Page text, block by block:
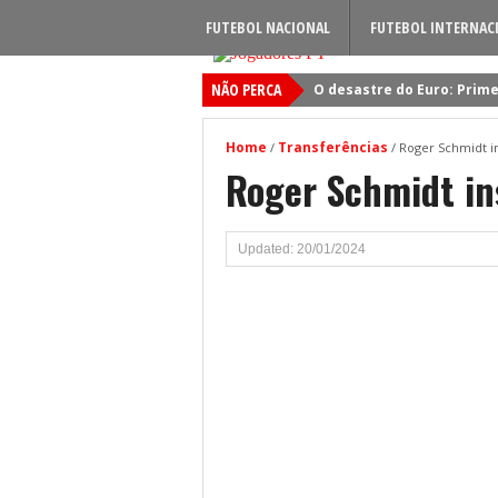
FUTEBOL NACIONAL FUTEBOL
NÃO PERCA
O desastre do Euro:
Sporting: Soluções
Viktor Gyokeres: Torna-
Quando será jogado o
Home / Transferências / Roger Schmidt
Roger Schmidt
Updated: 20/01/2024